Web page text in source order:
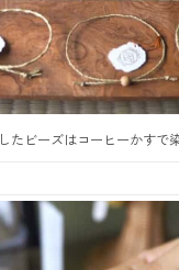
たビーズはコーヒーかすで